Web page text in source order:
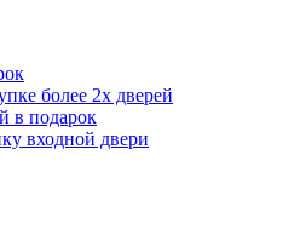
более 2х дверей
в подарок
входной двери